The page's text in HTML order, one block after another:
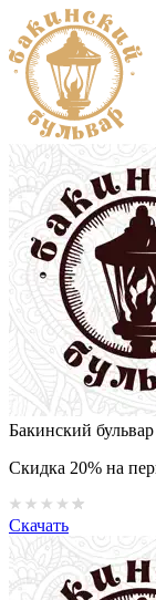
Бакинский бульвар
Скидка 20% на
Скачать